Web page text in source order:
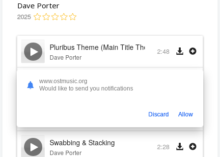
Dave Porter
2025
Pluribus Theme (Main Title Theme from 'Pluribus')
Dave Porter
2:48
600 Light Years Away
Dave Porter
0:49
Swabbing & Stacking
Dave Porter
2:28
www.ostmusic.org
Would like to send you notifications
Discard Allow